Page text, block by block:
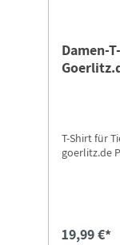
Damen-
T-Shirt für
goerlitz.de
19,99 €*